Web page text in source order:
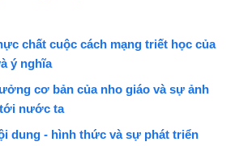
chất cuộc cách mạng triết học của
ý nghĩa
cơ bản của nho giáo và sự ảnh
nước ta
dung - hình thức và sự phát triển